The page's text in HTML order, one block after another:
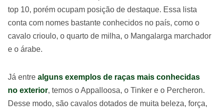
top 10, porém ocupam posição de destaque. Essa lista
conta com nomes bastante conhecidos no país, como o
cavalo crioulo, o quarto de milha, o Mangalarga marchador
e o árabe.
Já entre alguns exemplos de raças mais conhecidas
no exterior, temos o Appalloosa, o Tinker e o Percheron.
Desse modo, são cavalos dotados de muita beleza, força,